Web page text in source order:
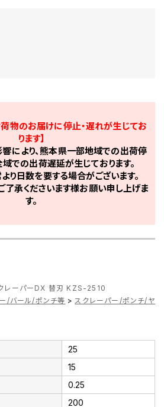
物のお届けに停止・遅れが生じてお
ります】
により、熊本県一部地域での出荷停
での出荷遅延が生じております。
り日数を要する場合がございます。
了承くださいます様お願い申し上げま
す。
レーパーDX 替刃 KZS-2510
/バール/ポンチ等 > スクレーパー/ポンチ/ヤス
25
15
0.25
200